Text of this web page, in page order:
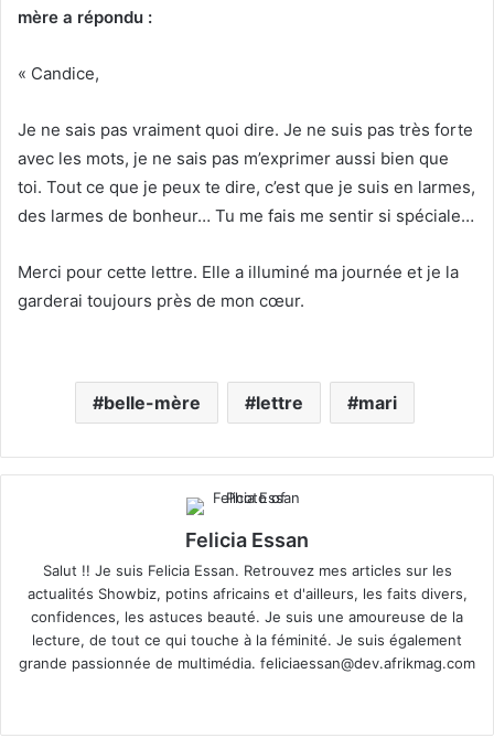
mère a répondu :
« Candice,
Je ne sais pas vraiment quoi dire. Je ne suis pas très forte
avec les mots, je ne sais pas m’exprimer aussi bien que
toi. Tout ce que je peux te dire, c’est que je suis en larmes,
des larmes de bonheur… Tu me fais me sentir si spéciale…
Merci pour cette lettre. Elle a illuminé ma journée et je la
garderai toujours près de mon cœur.
belle-mère lettre mari
Felicia Essan
Salut !! Je suis Felicia Essan. Retrouvez mes articles sur les
actualités Showbiz, potins africains et d'ailleurs, les faits divers,
confidences, les astuces beauté. Je suis une amoureuse de la
lecture, de tout ce qui touche à la féminité. Je suis également
grande passionnée de multimédia. feliciaessan@dev.afrikmag.com